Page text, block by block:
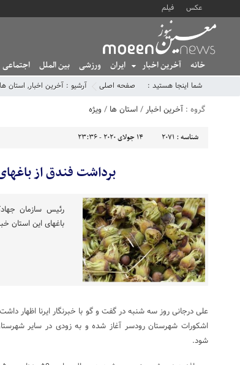
عکس فیلم
خانه آخرین اخبار ایران ورزشی بین الملل اجتماعی
شما اینجا هستید : صفحه اصلی آرشیو : آخرین اخبار, استان ها
گروه : آخرین اخبار/استان ها / ویژه
شناسه : 2071 14 جولای 2020 - 23:36
برداشت فندق از
رئیس سازمان
باغهای این استان
علی درجانی روز سه شنبه در گفت و گو با خبرنگار ایرنا اظهار
اشکورات شهرستان رودسر آغاز شده و به زودی در سایر
شود.